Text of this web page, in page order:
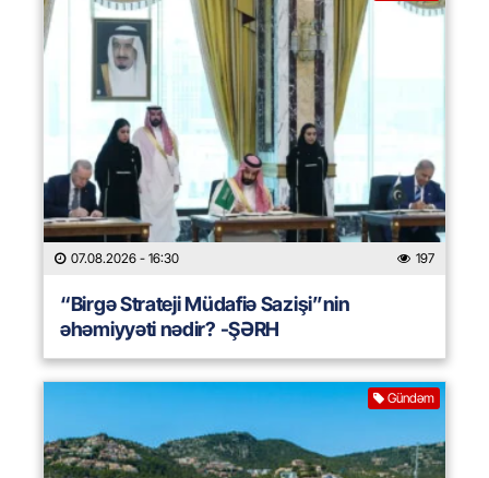
07.08.2026 - 16:30 197
“Birgə Strateji Müdafiə Sazişi”nin
əhəmiyyəti nədir? -ŞƏRH
Gündəm